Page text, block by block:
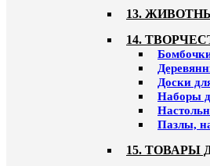
13.
14.
Доски
Наборы
Пазлы,
15. ТОВАРЫ